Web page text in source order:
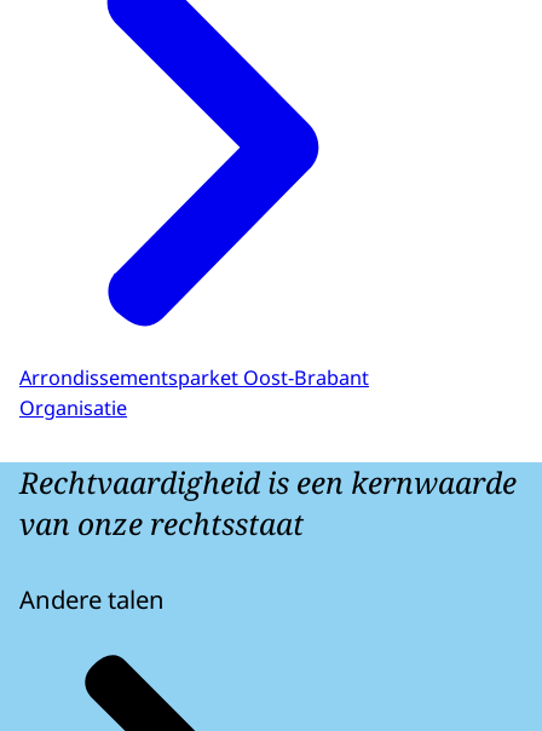
Arrondissementsparket Oost-Brabant
Organisatie
Rechtvaardigheid is een kernwaarde
van onze rechtsstaat
Andere talen